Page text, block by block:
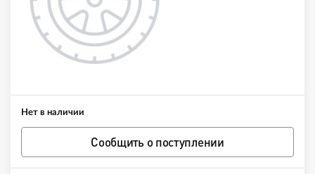
Нет в наличии
Сообщить о поступлении